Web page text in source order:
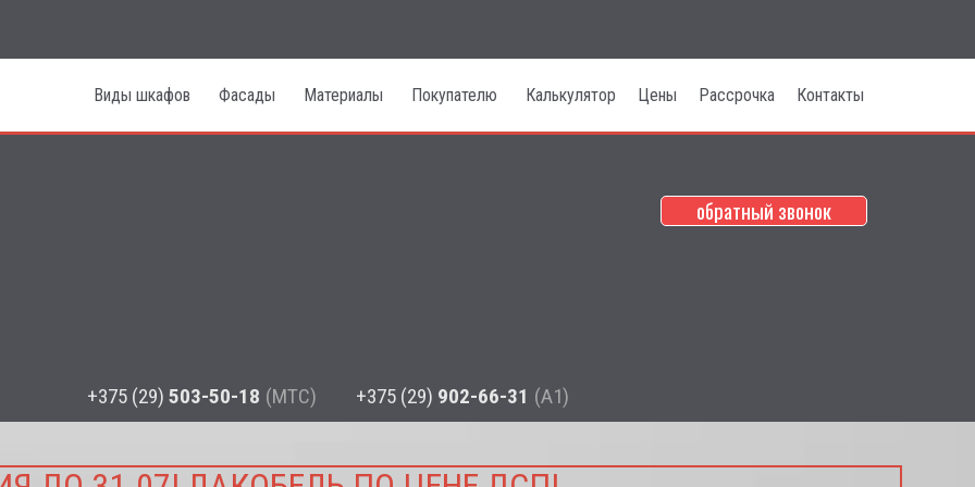
+375 (29) 503-50-18 (МТС) +375 (29) 902-66-31 (А1)
обратный звонок
Виды шкафов Фасады Материалы Покупателю Калькулятор Цены Рассрочка Контакты
В МИНСКЕ. У НАС МОЖНО НЕДОРОГО КУПИТЬ
НА ВАШ ШКАФ ПЕСКОСТРУЙНОГО РИСУНКА!